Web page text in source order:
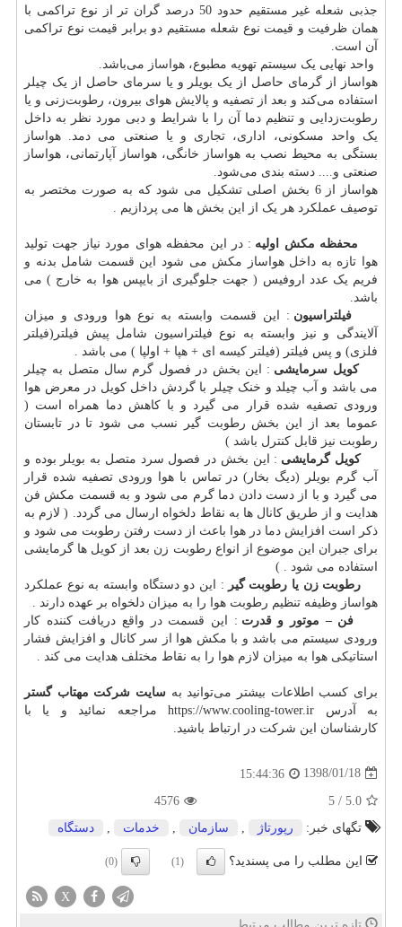
جذبی شعله غیر مستقیم حدود 50 درصد گران تر از نوع تراکمی با
همان ظرفیت و قیمت نوع شعله مستقیم دو برابر قیمت نوع تراکمی
آن است.
واحد نهایی یک سیستم تهویه مطبوع، هواساز می‌باشد.
هواساز از گرمای حاصل از یک بویلر و یا سرمای حاصل از یک چیلر
استفاده می‌کند و بعد از تصفیه و پالایش هوای بیرون، رطوبت‌زنی و یا
رطوبت‌زدایی و تنظیم دما آن را با شرایط و دبی مورد نظر به داخل
یک واحد مسکونی، اداری، تجاری و یا صنعتی می دمد. هواساز
بستگی به محیط نصب به هواساز خانگی، هواساز آپارتمانی، هواساز
صنعتی و.... دسته بندی می‌شود.
هواساز از 6 بخش اصلی تشکیل می شود که به صورت مختصر به
توصیف عملکرد هر یک از این بخش ها می پردازیم .
محفظه مکش اولیه : در این محفظه هوای مورد نیاز جهت تولید
هوا تازه به داخل هواساز مکش می شود این قسمت شامل بدنه و
فریم یک عدد اروفیس ( جهت جلوگیری از بایپس هوا به خارج ) می
باشد.
فیلتراسیون : این قسمت وابسته به نوع هوا ورودی و میزان
آلایندگی و نیز وابسته به نوع فیلتراسیون شامل پیش فیلتر(فیلتر
فلزی) و پس فیلتر (فیلتر کیسه ای + هپا + اولپا ) می باشد .
کویل سرمایشی : این بخش در فصول گرم سال متصل به چیلر
می باشد و آب چیلد و خنک چیلر با گردش داخل کویل در معرض هوا
ورودی تصفیه شده قرار می گیرد و با کاهش دما همراه است (
عموما بعد از این بخش رطوبت گیر نسب می شود تا در تابستان
رطوبت نیز قابل کنترل باشد )
کویل گرمایشی : این بخش در فصول سرد متصل به بویلر بوده و
آب گرم بویلر (دیگ بخار) در تماس با هوا ورودی تصفیه شده قرار
می گیرد و با از دست دادن دما گرم می شود و به قسمت مکش فن
هدایت و از طریق کانال ها به نقاط دلخواه ارسال می گردد. ( لازم به
ذکر است افزایش دما در هوا باعث از دست رفتن رطوبت می شود و
برای جبران این موضوع از انواع رطوبت زن بعد از کویل ها گرمایشی
استفاده می شود . )
رطوبت زن یا رطوبت گیر : این دو دستگاه وابسته به نوع عملکرد
هواساز وظیفه تنظیم رطوبت هوا را به میزان دلخواه بر عهده دارند .
فن – موتور و قدرت : این قسمت در واقع دریافت کننده کار
ورودی سیستم می باشد و با مکش هوا از سر کانال و افزایش فشار
استاتیکی هوا به میزان لازم هوا را به نقاط مختلف هدایت می کند .
برای کسب اطلاعات بیشتر می‌توانید به سایت شرکت مهتاب گستر
به آدرس https://www.cooling-tower.ir مراجعه نمائید و یا با
کارشناسان این شرکت در ارتباط باشید.
1398/01/18
15:44:36
5.0
/
5
4576
تگهای خبر:
رپورتاژ سازمان خدمات دستگاه
این مطلب را می پسندید؟ (1)
(0)
X